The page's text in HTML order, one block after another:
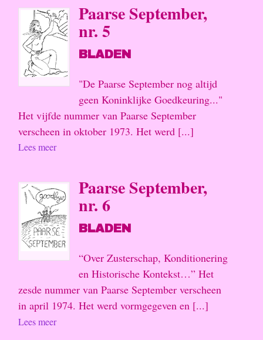
Paarse September,
nr. 5
BLADEN
"De Paarse September nog altijd
geen Koninklijke Goedkeuring..."
Het vijfde nummer van Paarse September
verscheen in oktober 1973. Het werd [...]
Lees meer
Paarse September,
nr. 6
BLADEN
“Over Zusterschap, Konditionering
en Historische Kontekst…” Het
zesde nummer van Paarse September verscheen
in april 1974. Het werd vormgegeven en [...]
Lees meer